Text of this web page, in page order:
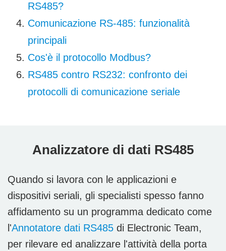
RS485?
Comunicazione RS-485: funzionalità
principali
Cos'è il protocollo Modbus?
RS485 contro RS232: confronto dei
protocolli di comunicazione seriale
Analizzatore di dati RS485
Quando si lavora con le applicazioni e
dispositivi seriali, gli specialisti spesso fanno
affidamento su un programma dedicato come
l'Annotatore dati RS485 di Electronic Team,
per rilevare ed analizzare l'attività della porta